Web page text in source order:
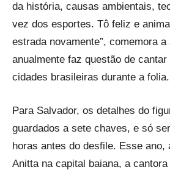
da história, causas ambientais,
vez dos esportes. Tô feliz e
estrada novamente”, comemora
anualmente faz questão de
cidades brasileiras durante a folia.
Para Salvador, os detalhes do
guardados a sete chaves, e só
horas antes do desfile. Esse ano,
Anitta na capital baiana, a